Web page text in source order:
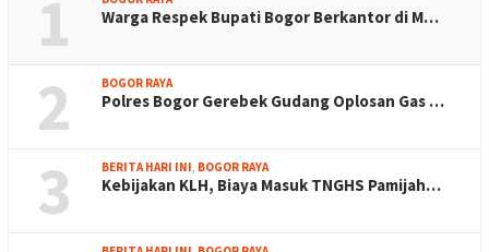
1 Warga Respek Bupati Bogor Berkantor di M…
2 BOGOR RAYA
Polres Bogor Gerebek Gudang Oplosan Gas …
3 BERITA HARI INI BOGOR RAYA
Kebijakan KLH, Biaya Masuk TNGHS Pamijah…